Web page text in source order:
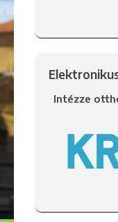
Intézze